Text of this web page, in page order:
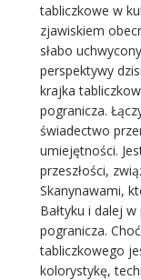
tabliczkowe w
zjawiskiem
słabo
perspektywy
krajka
pogranicza.
świadectwo
umiejętności.
przeszłości,
Skanynawami,
Bałtyku i dalej
pogranicza.
tabliczkowego
kolorystykę,